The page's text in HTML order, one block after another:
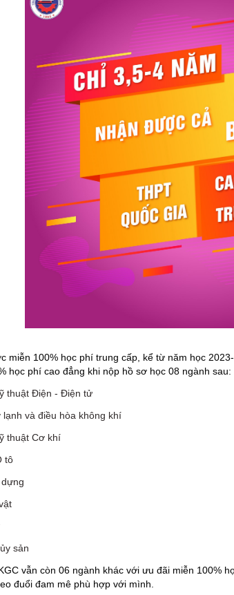
miễn 100% học phí trung cấp, kể từ năm học
học phí cao đẳng khi nộp hồ sơ học 08 ngành sau:
thuật Điện - Điện tử
lạnh và điều hòa không khí
thuật Cơ khí
tô
sản
vẫn còn 06 ngành khác với ưu đãi miễn 100%
đuổi đam mê phù hợp với mình.